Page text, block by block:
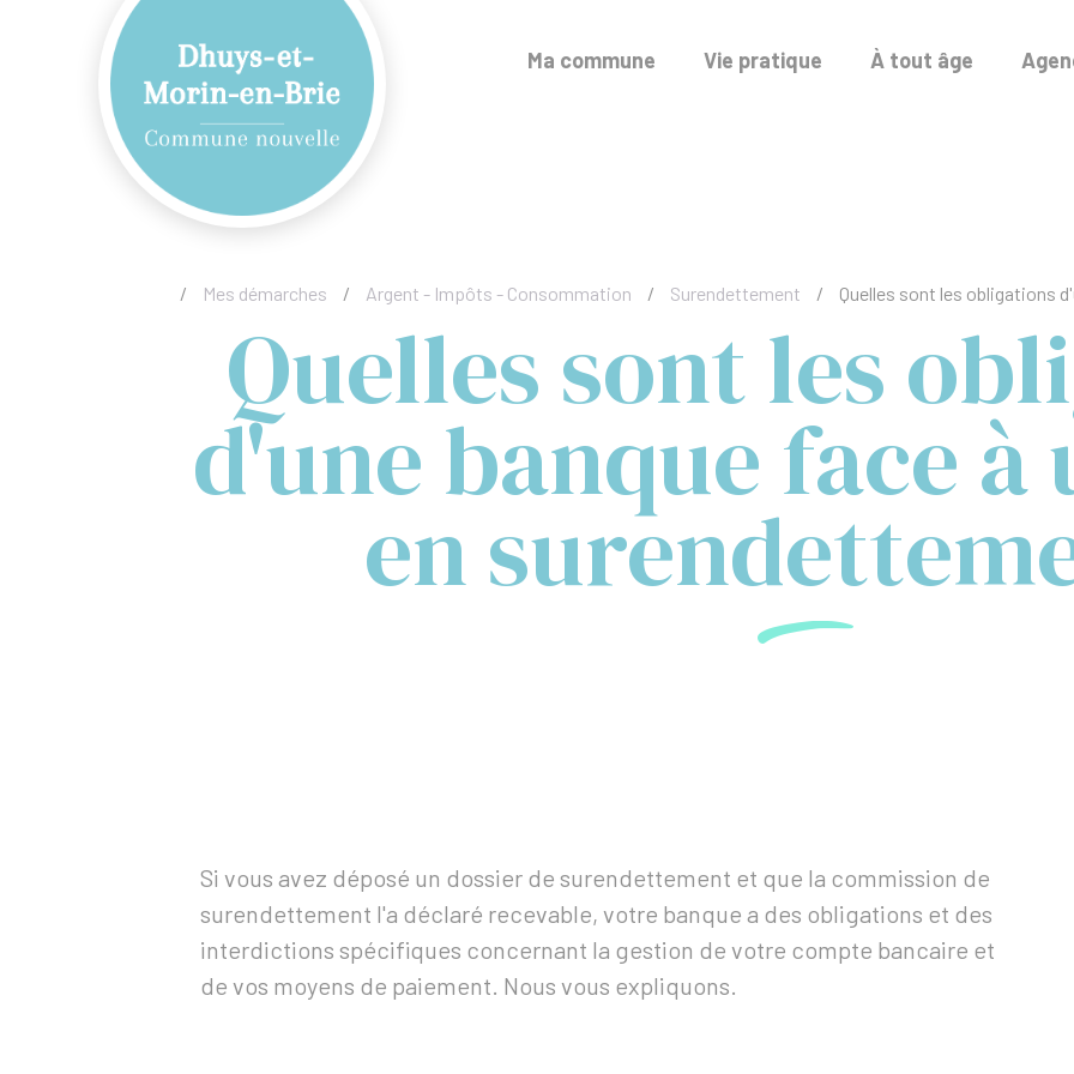
Ma commune Vie pratique À tout âge
/ Mes démarches / Argent - Impôts - Consommation / Surendettement / Quelles sont les obligations
Quelles sont les
d'une banque face
en
Si vous avez déposé un dossier de surendettement et que la commission de
surendettement l'a déclaré recevable, votre banque a des obligations et des
interdictions spécifiques concernant la gestion de votre compte bancaire et
de vos moyens de paiement. Nous vous expliquons.